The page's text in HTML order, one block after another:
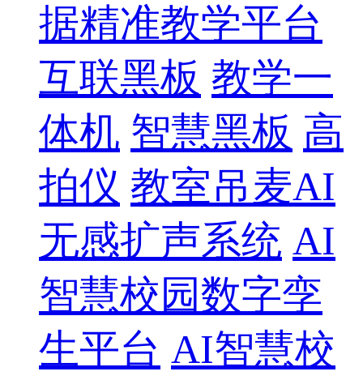
据精准教学平台
互联黑板 教学一
体机 智慧黑板 高
拍仪 教室吊麦AI
无感扩声系统 AI
智慧校园数字孪
生平台 AI智慧校